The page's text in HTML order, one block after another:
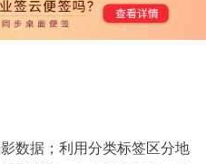
数据；利用分类标签区分地